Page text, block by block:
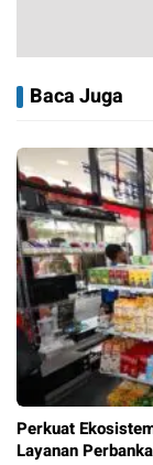
Baca Juga
Perkuat
Layanan